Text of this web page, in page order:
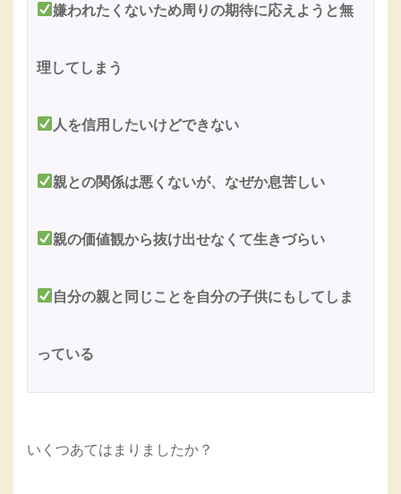
嫌われたくないため周りの期待に応えようと無
理してしまう
人を信用したいけどできない
親との関係は悪くないが、なぜか息苦しい
親の価値観から抜け出せなくて生きづらい
自分の親と同じことを自分の子供にもしてしま
っている
いくつあてはまりましたか？